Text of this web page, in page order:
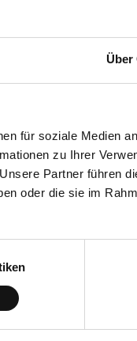
Über
für soziale Medien
zu Ihrer
Partner führen
oder die sie im